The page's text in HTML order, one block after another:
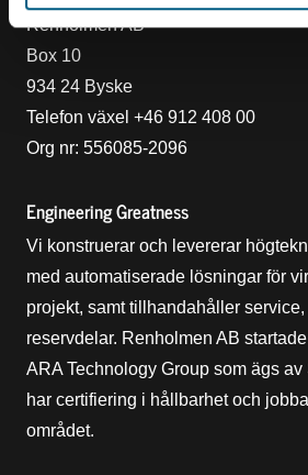
Renholmen AB
Box 10
934 24 Byske
Telefon växel +46 912 408 00
Org nr: 556085-2096
Engineering Greatness
Vi konstruerar och levererar
med automatiserade lösningar för
projekt, samt tillhandahåller
reservdelar. Renholmen AB
ARA Technology Group som ägs
har certifiering i hållbarhet och
området.